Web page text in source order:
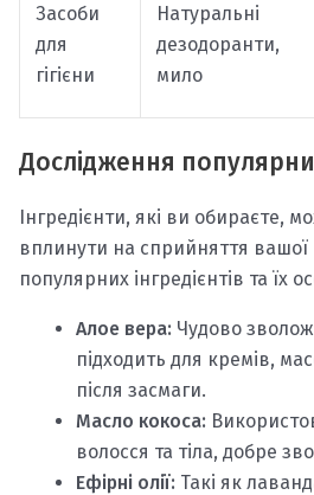
Засоби
для
гігієни
Натуральні
дезодоранти,
мило
Дослідження
Інгредієнти, які ви обираєте,
вплинути на сприйняття вашої
популярних інгредієнтів та їх
Алое вера: Чудово
підходить для кремів,
після засмаги.
Масло кокоса:
волосся та тіла, добре
Ефірні олії: Такі як